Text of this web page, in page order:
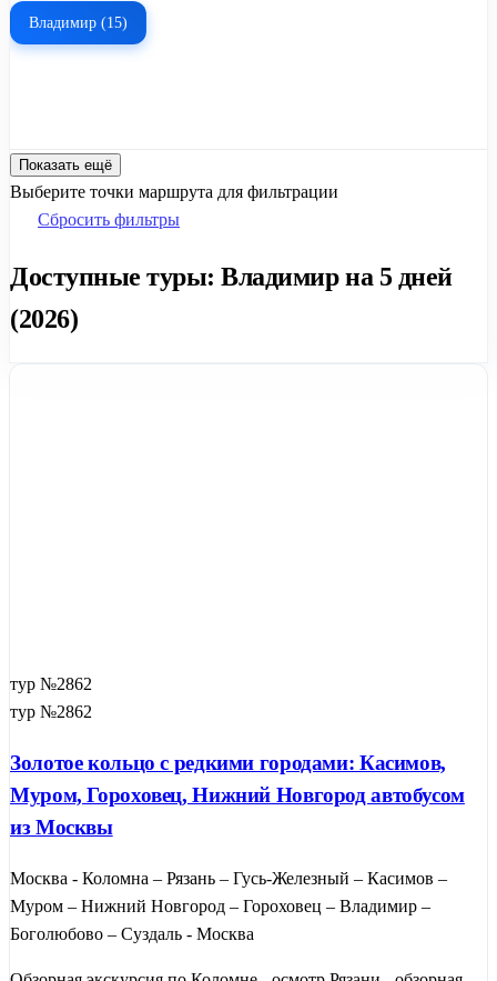
Владимир (15)
Показать ещё
Выберите точки маршрута для фильтрации
Сбросить фильтры
Доступные туры: Владимир на 5 дней
(2026)
тур №2862
тур №2862
Золотое кольцо с редкими городами: Касимов,
Муром, Гороховец, Нижний Новгород автобусом
из Москвы
Москва - Коломна – Рязань – Гусь-Железный – Касимов –
Муром – Нижний Новгород – Гороховец – Владимир –
Боголюбово – Суздаль - Москва